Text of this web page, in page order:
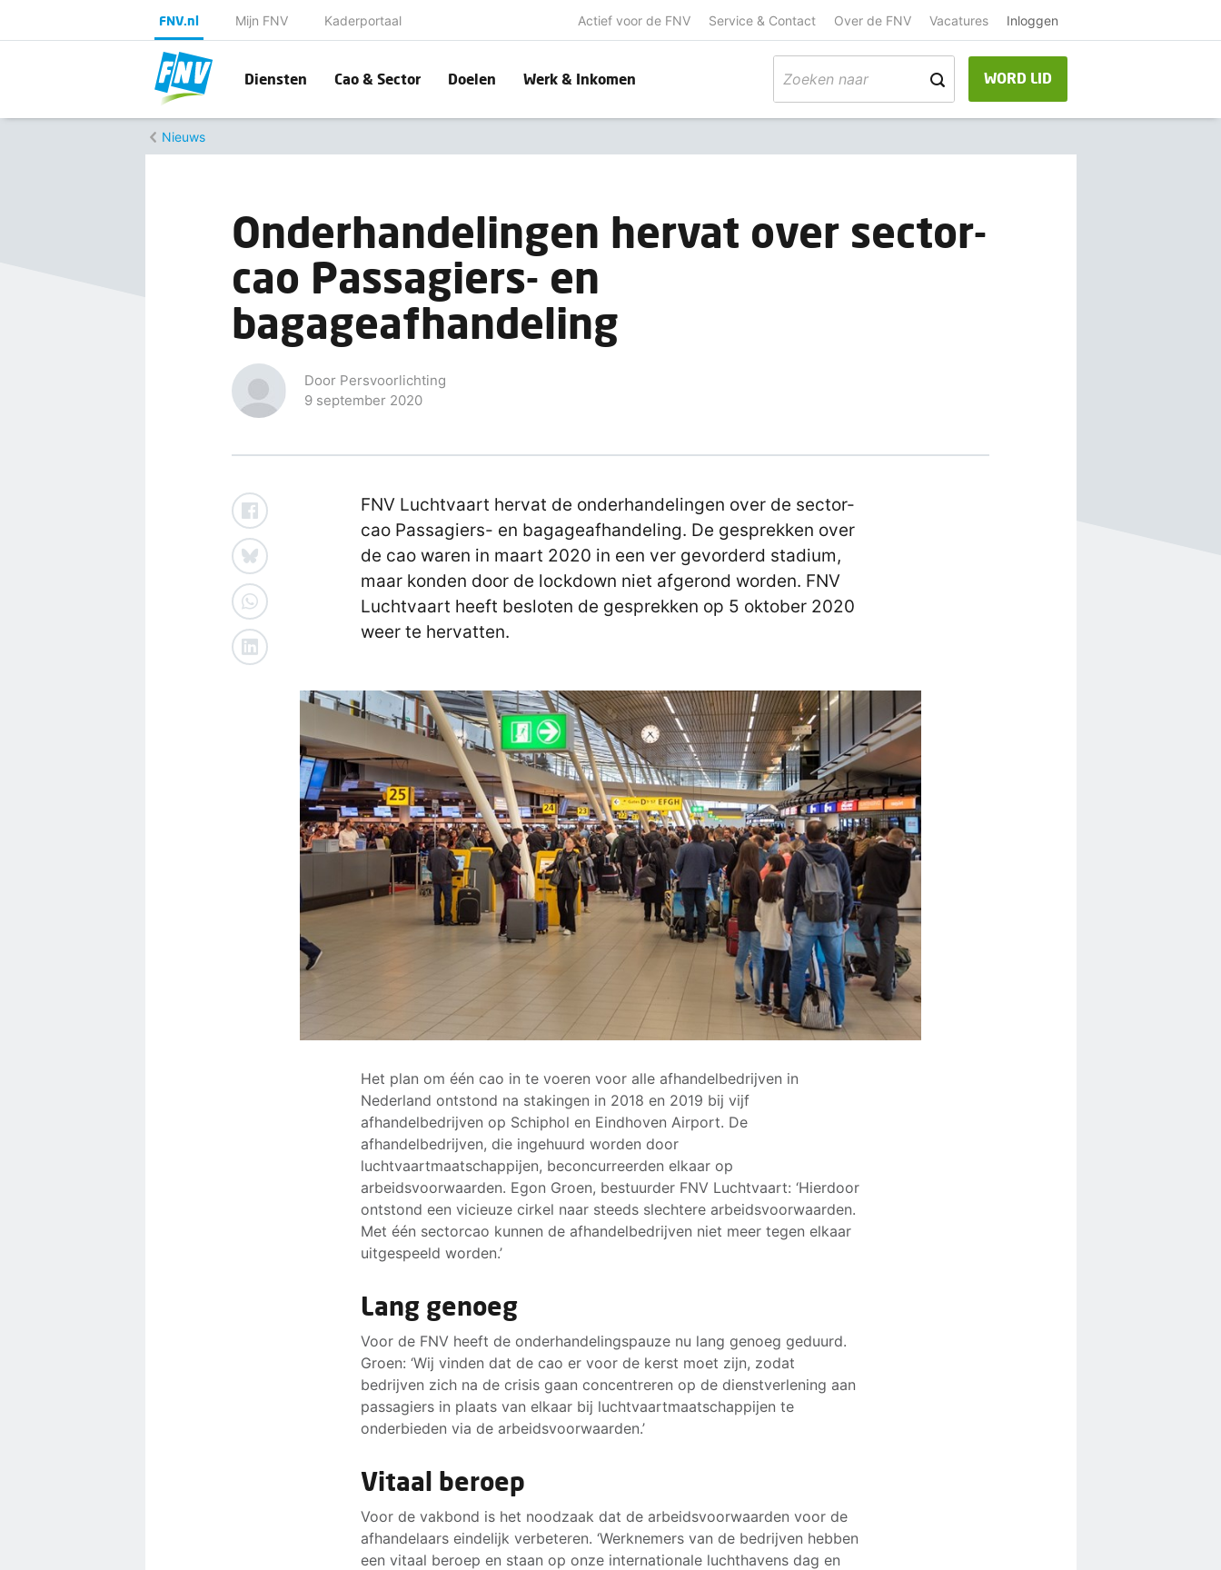
FNV.nl Mijn FNV Kaderportaal Actief voor de FNV Service & Contact Over de FNV Vacatures Inloggen
Diensten Cao & Sector Doelen Werk & Inkomen WORD LID
Nieuws
Onderhandelingen hervat over sector-
cao Passagiers- en
bagageafhandeling
Door Persvoorlichting
9 september 2020
FNV Luchtvaart hervat de onderhandelingen over de sector-
cao Passagiers- en bagageafhandeling. De gesprekken over
de cao waren in maart 2020 in een ver gevorderd stadium,
maar konden door de lockdown niet afgerond worden. FNV
Luchtvaart heeft besloten de gesprekken op 5 oktober 2020
weer te hervatten.
Het plan om één cao in te voeren voor alle afhandelbedrijven in
Nederland ontstond na stakingen in 2018 en 2019 bij vijf
afhandelbedrijven op Schiphol en Eindhoven Airport. De
afhandelbedrijven, die ingehuurd worden door
luchtvaartmaatschappijen, beconcurreerden elkaar op
arbeidsvoorwaarden. Egon Groen, bestuurder FNV Luchtvaart: ‘Hierdoor
ontstond een vicieuze cirkel naar steeds slechtere arbeidsvoorwaarden.
Met één sectorcao kunnen de afhandelbedrijven niet meer tegen elkaar
uitgespeeld worden.’
Lang genoeg
Voor de FNV heeft de onderhandelingspauze nu lang genoeg geduurd.
Groen: ‘Wij vinden dat de cao er voor de kerst moet zijn, zodat
bedrijven zich na de crisis gaan concentreren op de dienstverlening aan
passagiers in plaats van elkaar bij luchtvaartmaatschappijen te
onderbieden via de arbeidsvoorwaarden.’
Vitaal beroep
Voor de vakbond is het noodzaak dat de arbeidsvoorwaarden voor de
afhandelaars eindelijk verbeteren. ‘Werknemers van de bedrijven hebben
een vitaal beroep en staan op onze internationale luchthavens dag en